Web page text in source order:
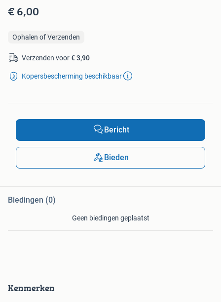
Kenmerken
€ 6,00
Ophalen of Verzenden
Verzenden voor€ 3,90
Kopersbescherming beschikbaar
Bericht
Bieden
Biedingen (0)
Geen biedingen geplaatst